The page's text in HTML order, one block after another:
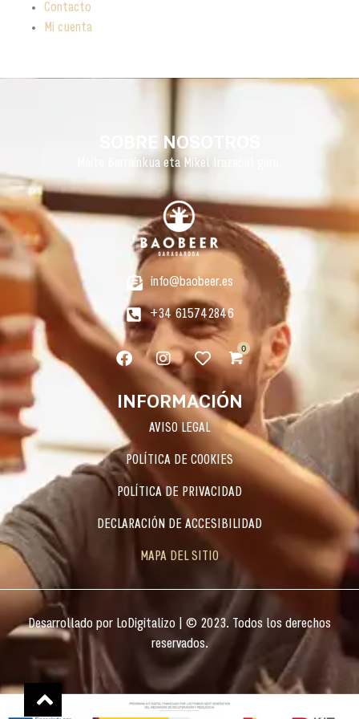
Contacto
Mi cuenta
SOBRE NOSOTROS
Maite Barrainkua eta Mikel Irazabal gara.
info@baobeer.es
+34 615742846
INFORMACIÓN
AVISO LEGAL
POLÍTICA DE COOKIES
POLÍTICA DE PRIVACIDAD
DECLARACIÓN DE ACCESIBILIDAD
MAPA DEL SITIO
Desarrollado por LoDigitalizo | © 2023. Todos los derechos
reservados.